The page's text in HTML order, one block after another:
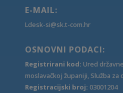
E-MAIL:
Ldesk-si@sk.t-com.hr
OSNOVNI PODACI:
Registrirani kod: Ured
moslavačkoj županiji, Služba za
Registracijski broj: 03001204